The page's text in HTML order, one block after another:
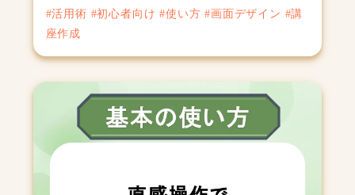
#活用術 #初心者向け #使い方 #画面デザイン #講
座作成